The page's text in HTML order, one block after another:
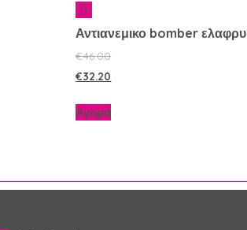
Αντιανεμικο bomber ελαφρυ
€46.00
€32.20
Αγορά